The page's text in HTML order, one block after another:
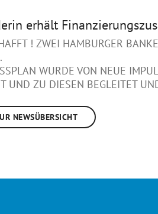
erhält
! ZWEI HAMBURGER
WURDE VON NEUE
UND ZU DIESEN BEGLEITET
NEWSÜBERSICHT